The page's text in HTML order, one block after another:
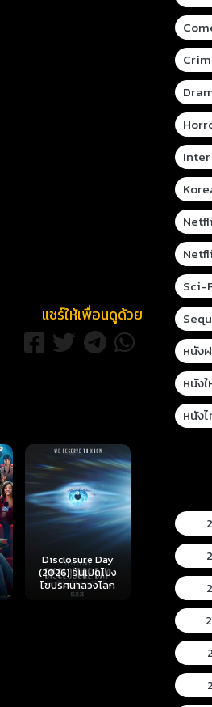
แชร์ให้เพื่อนดูด้วย
Backrooms (2026)
นรกห้องลับ
Hokum
กุมวิญญ
Sci-
หนัง
หนัง
หนัง